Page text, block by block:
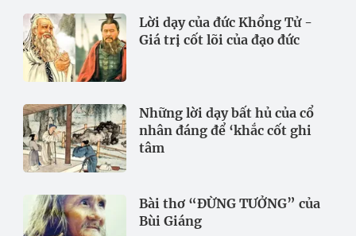
Lời dạy của đức Khổng Tử -
Giá trị cốt lõi của đạo đức
Những lời dạy bất hủ của cổ
nhân đáng để ‘khắc cốt ghi
tâm
Bài thơ “ĐỪNG TƯỞNG” của
Bùi Giáng